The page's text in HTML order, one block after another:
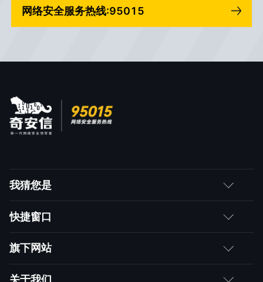
网络安全服务热线:95015
我猜您是
客户
合作伙伴
快捷窗口
如何购买
旗下网站
网神